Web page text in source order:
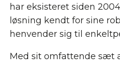
har eksisteret siden
løsning kendt for sine
henvender sig til
Med sit omfattende sæt